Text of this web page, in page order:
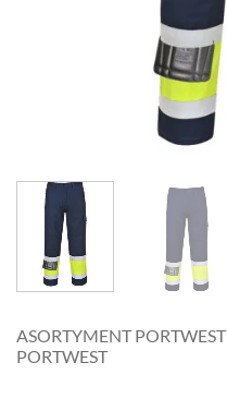
ASORTYMENT PORTWEST
PORTWEST